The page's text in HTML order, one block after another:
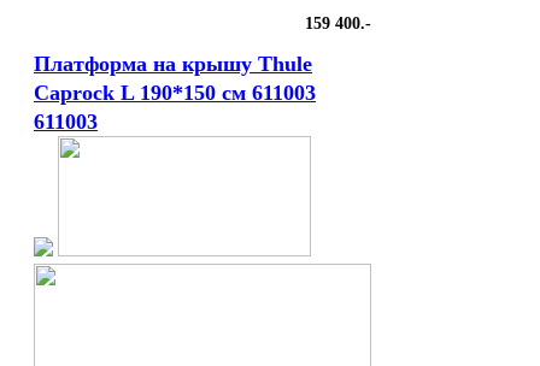
159 400.-
Платформа на крышу Thule
Caprock L 190*150 см 611003
611003